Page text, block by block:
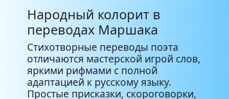
Народный колорит в
переводах Маршака
Стихотворные переводы поэта
отличаются мастерской игрой слов,
яркими рифмами с полной
адаптацией к русскому языку.
Простые присказки, скороговорки,